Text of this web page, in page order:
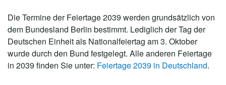
Die Termine der Feiertage 2039 werden grundsätzlich von
dem Bundesland Berlin bestimmt. Lediglich der Tag der
Deutschen Einheit als Nationalfeiertag am 3. Oktober
wurde durch den Bund festgelegt. Alle anderen Feiertage
in 2039 finden Sie unter: Feiertage 2039 in Deutschland.